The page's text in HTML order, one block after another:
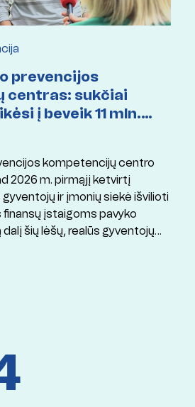
prevencijos
centras: sukčiai
į beveik 11 mln.
kompetencijų centro
2026 m. pirmąjį ketvirtį
gyventojų ir įmonių siekė išvilioti
finansų įstaigoms pavyko
šių lėšų, realūs gyventojų